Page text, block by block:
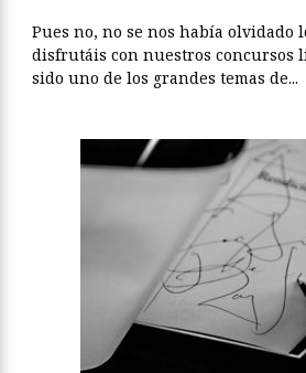
Pues no, no se nos había olvidado
disfrutáis con nuestros concursos
sido uno de los grandes temas de...